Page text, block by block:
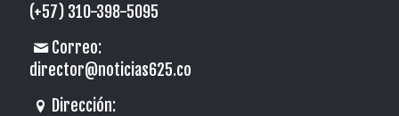
(+57) 310-398-5095
Correo:
director@noticias625.co
Dirección: